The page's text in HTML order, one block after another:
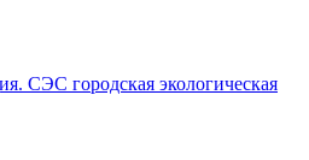
СЭС городская экологическая